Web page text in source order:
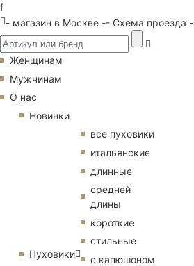
f
- магазин в Москве -- Схема проезда -
Женщинам
Мужчинам
О нас
Новинки
Пуховики
все пуховики
итальянские
длинные
средней
длины
короткие
стильные
с капюшоном